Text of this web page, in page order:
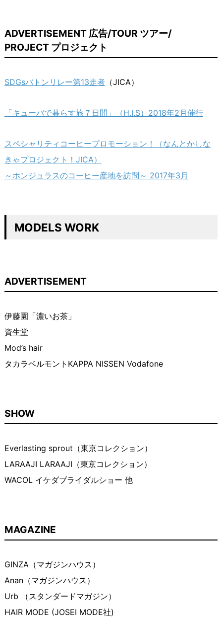
ADVERTISEMENT 広告/TOUR ツアー/
PROJECT プロジェクト
SDGsバトンリレー第13走者（JICA）
「キューバで暮らす旅７日間」（H.I.S）2018年2月催行
スペシャリティコーヒープロモーション！（なんとかしな
きゃプロジェクト！JICA）
～ホンジュラスのコーヒー産地を訪問～ 2017年3月
MODELS WORK
ADVERTISEMENT
伊藤園「濃いお茶」
資生堂
Mod’s hair
タカラベルモントKAPPA NISSEN Vodafone
SHOW
Everlasting sprout（東京コレクション）
LARAAJI LARAAJI（東京コレクション）
WACOL イケダブライダルショー 他
MAGAZINE
GINZA（マガジンハウス）
Anan（マガジンハウス）
Urb （スタンダードマガジン）
HAIR MODE (JOSEI MODE社)